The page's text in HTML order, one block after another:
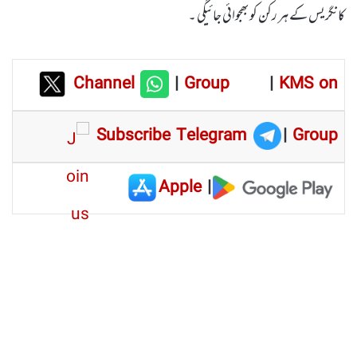
کانگریس کے ہر رکن کو بھجوائی جائیگی ۔
Channel |Group | KMS on
Subscribe Telegram
| Group
|
Apple